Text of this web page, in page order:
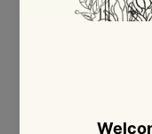
Consejo: si